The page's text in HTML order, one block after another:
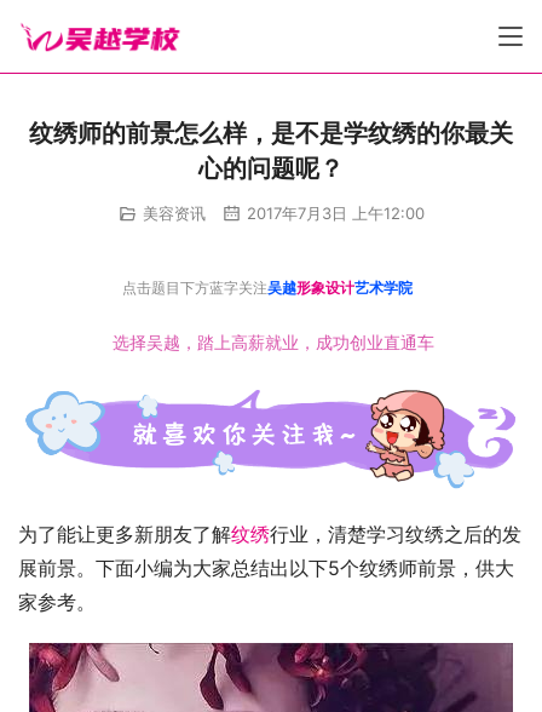
纹绣师的前景怎么样，是不是学纹绣的你最关
心的问题呢？
美容资讯 2017年7月3日 上午12:00
点击题目下方蓝字关注吴越形象设计艺术学院
选择吴越，踏上高薪就业，成功创业直通车
为了能让更多新朋友了解纹绣行业，清楚学习纹绣之后的发
展前景。下面小编为大家总结出以下5个纹绣师前景，供大
家参考。